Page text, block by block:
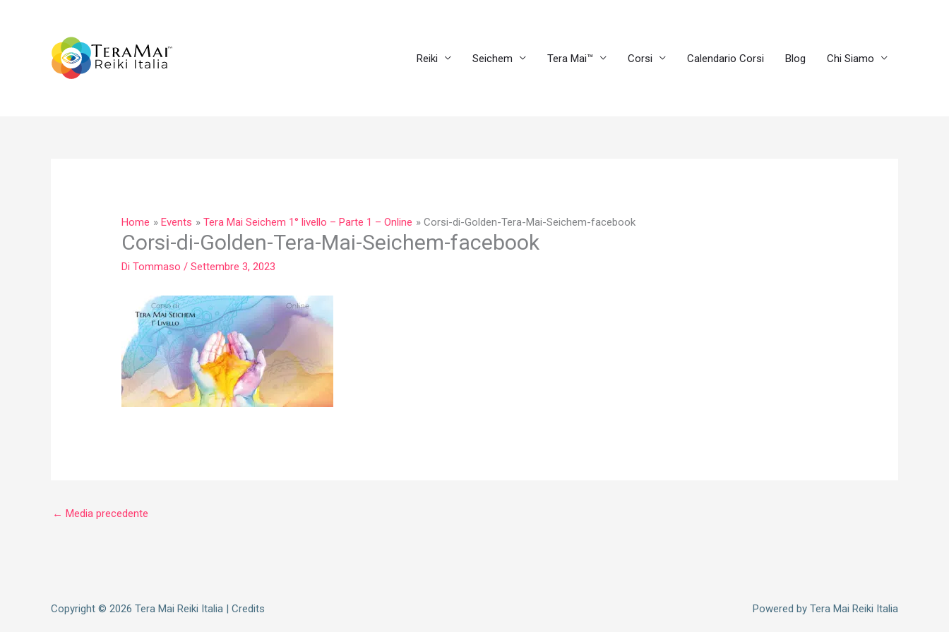
Reiki
Seichem Tera Mai™ Corsi Calendario Corsi Blog Chi Siamo
Home Events Tera Mai Seichem 1° livello – Parte 1 – Online Corsi-di-Golden-Tera-Mai-Seichem-facebook
Corsi-di-Golden-Tera-Mai-Seichem-facebook
DiTommaso/Settembre 3, 2023
← Media precedente
Copyright © 2026 Tera Mai Reiki Italia | Credits Powered by Tera Mai Reiki Italia